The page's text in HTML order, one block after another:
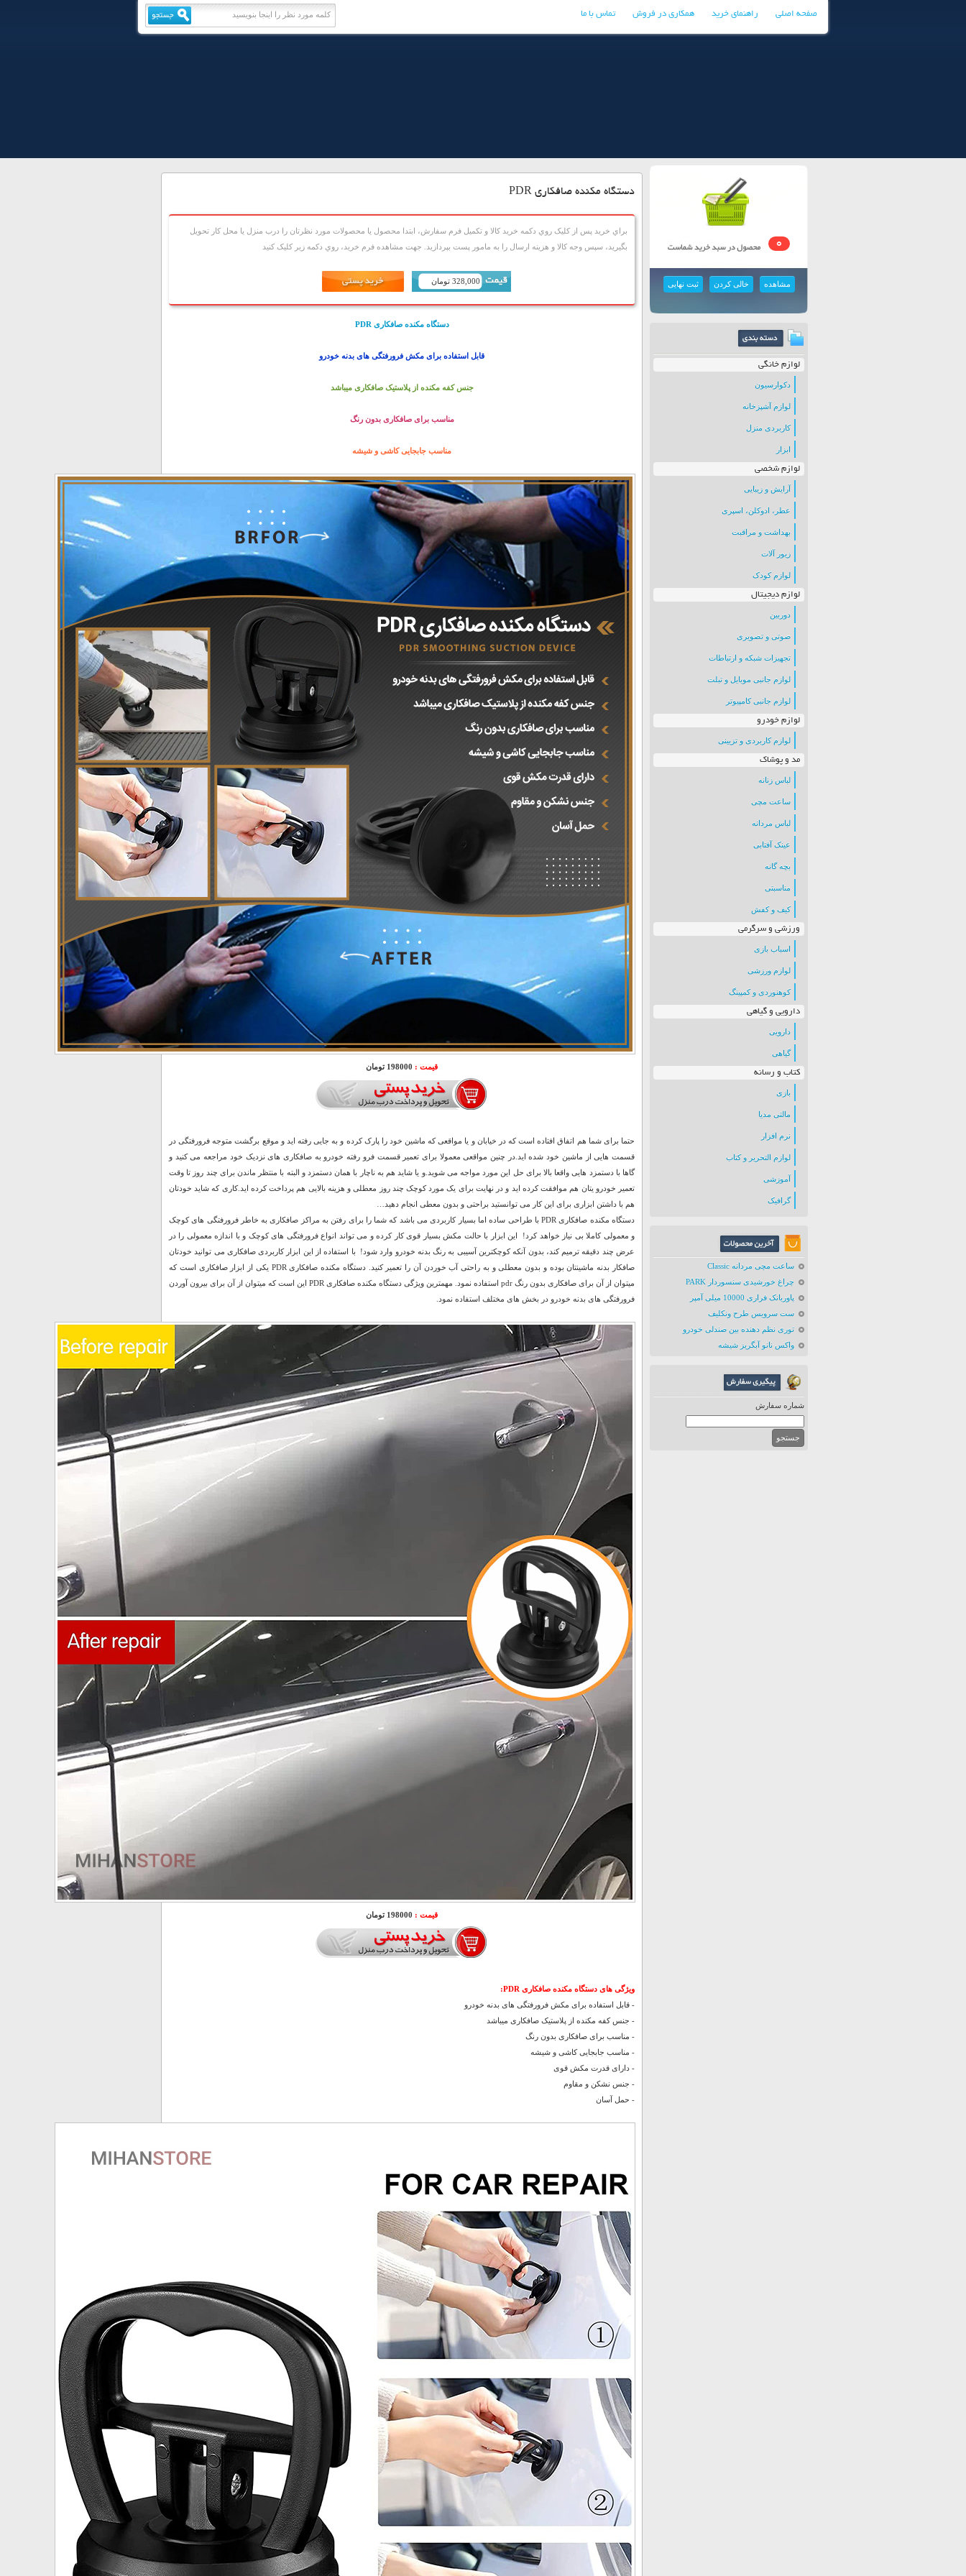
صفحه اصلی راهنمای خرید همکاری در فروش تماس با ما
0
مشاهده خالی کردن ثبت نهایی
لوازم خانگی
دکوارسیون
لوازم آشپزخانه
کاربردی منزل
ابزار
لوازم شخصی
آرایش و زیبایی
عطر، ادوکلن، اسپری
بهداشت و مراقبت
زیور آلات
لوازم کودک
لوازم دیجیتال
دوربین
صوتی و تصویری
تجهیزات شبکه و ارتباطات
لوازم جانبی موبایل و تبلت
لوازم جانبی کامپیوتر
لوازم خودرو
لوازم کاربردی و تزیینی
مد و پوشاک
لباس زنانه
ساعت مچی
لباس مردانه
عینک آفتابی
بچه گانه
مناسبتی
کیف و کفش
ورزشی و سرگرمی
اسباب بازی
لوازم ورزشی
کوهنوردی و کمپینگ
دارویی و گیاهی
دارویی
گیاهی
کتاب و رسانه
بازی
مالتی مدیا
نرم افزار
لوازم التحریر و کتاب
آموزشی
گرافیک
ساعت مچی مردانه Classic
چراغ خورشیدی سنسوردار PARK
پاوربانک فراری 10000 میلی آمپر
ست سرویس طرح ونکلیف
توری نظم دهنده بین صندلی خودرو
واکس نانو آبگریز شیشه
شماره سفارش
دستگاه مکنده صافکاری PDR
براي خريد پس از کليک روي دکمه خريد کالا و تکميل فرم سفارش، ابتدا محصول يا محصولات مورد نظرتان را درب منزل يا محل کار تحويل
بگيريد، سپس وجه کالا و هزينه ارسال را به مامور پست بپردازيد. جهت مشاهده فرم خريد، روي دکمه زير کليک کنيد
328,000 تومان
دستگاه مکنده صافکاری PDR
قابل استفاده برای مکش فرورفتگی های بدنه خودرو
جنس کفه مکنده از پلاستیک صافکاری میباشد
مناسب برای صافکاری بدون رنگ
مناسب جابجایی کاشی و شیشه
قیمت : 198000 تومان
حتما برای شما هم اتفاق افتاده است که در خیابان و یا مواقعی که ماشین خود را پارک کرده و به جایی رفته اید و موقع برگشت متوجه فرورفتگی در
قسمت هایی از ماشین خود شده اید.در چنین مواقعی معمولا برای تعمیر قسمت فرو رفته خودرو به صافکاری های نزدیک خود مراجعه می کنید و
گاها با دستمزد هایی واقعا بالا برای حل این مورد مواجه می شوید.و یا شاید هم به ناچار با همان دستمزد و البته با منتظر ماندن برای چند روز تا وقت
تعمیر خودرو یتان هم موافقت کرده اید و در نهایت برای یک مورد کوچک چند روز معطلی و هزینه بالایی هم پرداخت کرده اید.کاری که شاید خودتان
هم با داشتن ابزاری برای این کار می توانستید براحتی و بدون معطی انجام دهید…
دستگاه مکنده صافکاری PDR با طراحی ساده اما بسیار کاربردی می باشد که شما را برای رفتن به مراکز صافکاری به خاطر فرورفتگی های کوچک
و معمولی کاملا بی نیاز خواهد کرد! این ابزار با حالت مکش بسیار قوی کار کرده و می تواند انواع فرورفتگی های کوچک و با اندازه معمولی را در
عرض چند دقیقه ترمیم کند، بدون آنکه کوچکترین آسیبی به رنگ بدنه خودرو وارد شود! با استفاده از این ابزار کاربردی صافکاری می توانید خودتان
صافکار بدنه ماشینتان بوده و بدون معطلی و به راحتی آب خوردن آن را تعمیر کنید. دستگاه مکنده صافکاری PDR یکی از ابزار صافکاری است که
میتوان از آن برای صافکاری بدون رنگ pdr استفاده نمود. مهمترین ویژگی دستگاه مکنده صافکاری PDR این است که میتوان از آن برای بیرون آوردن
فرورفتگی های بدنه خودرو در بخش های مختلف استفاده نمود.
قیمت : 198000 تومان
ویژگی های دستگاه مکنده صافکاری PDR:
- قابل استفاده برای مکش فرورفتگی های بدنه خودرو
- جنس کفه مکنده از پلاستیک صافکاری میباشد
- مناسب برای صافکاری بدون رنگ
- مناسب جابجایی کاشی و شیشه
- دارای قدرت مکش قوی
- جنس نشکن و مقاوم
- حمل آسان